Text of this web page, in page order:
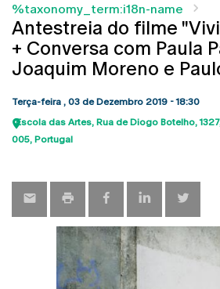
%taxonomy_term:i18n-name
Antestreia do filme
+ Conversa com Paula
Joaquim Moreno e
Terça-feira , 03 de Dezembro 2019 - 18:30
Escola das Artes Rua de Diogo Botelho, 1327
005 Portugal